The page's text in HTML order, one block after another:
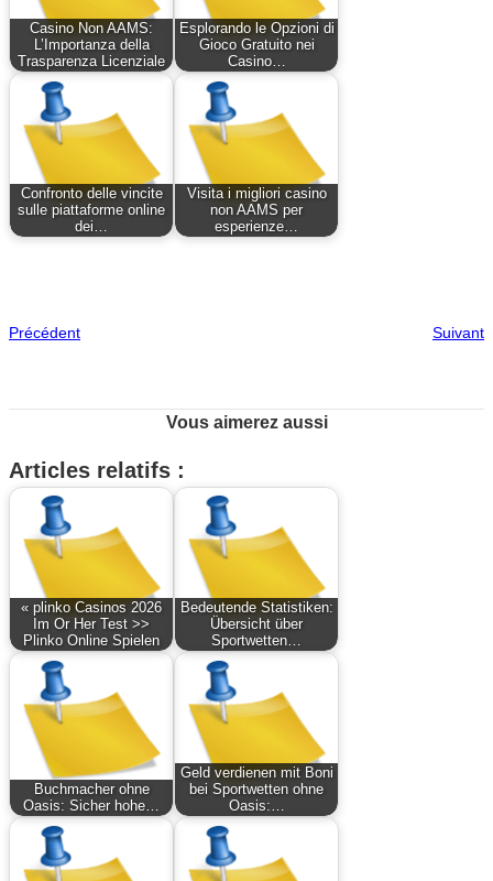
Casino Non AAMS:
L’Importanza della
Trasparenza Licenziale
Esplorando le Opzioni di
Gioco Gratuito nei
Casino…
Confronto delle vincite
sulle piattaforme online
dei…
Visita i migliori casino
non AAMS per
esperienze…
Précédent Suivant
Vous aimerez aussi
Articles relatifs :
« plinko Casinos 2026
Im Or Her Test >>
Plinko Online Spielen
Bedeutende Statistiken:
Übersicht über
Sportwetten…
Buchmacher ohne
Oasis: Sicher hohe…
Geld verdienen mit Boni
bei Sportwetten ohne
Oasis:…